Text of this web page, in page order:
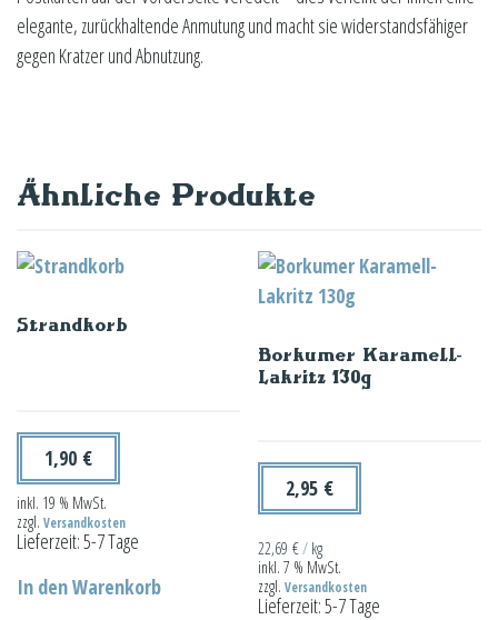
elegante, zurückhaltende Anmutung und macht sie widerstandsfähiger
gegen Kratzer und Abnutzung.
Ähnliche Produkte
Strandkorb
1,90 €
inkl. 19 % MwSt.
zzgl. Versandkosten
Lieferzeit:5-7 Tage
In den Warenkorb
Borkumer Karamell-
Lakritz 130g
2,95 €
22,69€/ kg
inkl. 7 % MwSt.
zzgl.Versandkosten
Lieferzeit:5-7 Tage